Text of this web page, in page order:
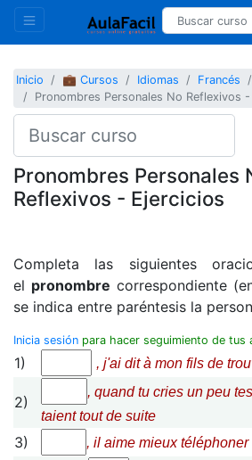
Inicio 💼 Cursos Idiomas Francés
Pronombres Personales No Reflexivos
Pronombres Personales
Reflexivos - Ejercicios
Completa las siguientes
el pronombre correspondiente
se indica entre paréntesis la
Inicia sesión para hacer seguimiento de tus
1) , j'ai dit à mon fils de
2)
, quand tu cries un peu
taient tout de suite
3) , il aime mieux téléphoner